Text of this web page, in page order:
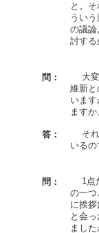
と。
うい
の議論
討する
問：
大変
維新と
いま
ますか
答：
それ
いるの
問：
1点
の一つ
に挨
と会
まし